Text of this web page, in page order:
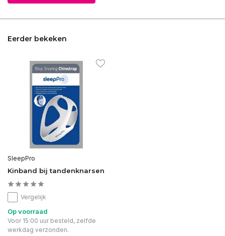
Eerder bekeken
SleepPro
Kinband bij tandenknarsen
Vergelijk
Op voorraad
Voor 15:00 uur besteld, zelfde
werkdag verzonden.